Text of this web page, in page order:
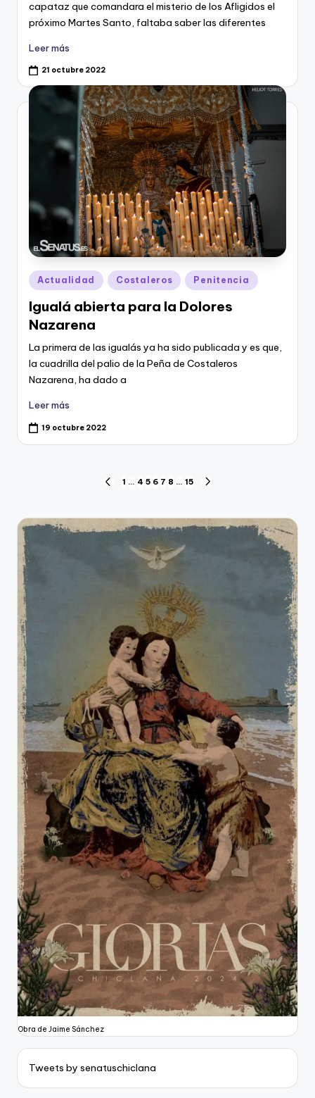
capataz que comandara el misterio de los Afligidos el
próximo Martes Santo, faltaba saber las diferentes
Leer más
21 octubre 2022
Publicado
en
Actualidad Costaleros Penitencia
Igualá abierta para la Dolores
Nazarena
La primera de las igualás ya ha sido publicada y es que,
la cuadrilla del palio de la Peña de Costaleros
Nazarena, ha dado a
Leer más
19 octubre 2022
Navegación
de
entradas
PÁGINA
1 … 4 5 6 7 8 … 15
Obra de Jaime Sánchez
Tweets by senatuschiclana